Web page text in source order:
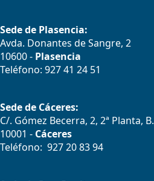
Sede de Plasencia:
Avda. Donantes de Sangre, 2
10600 - Plasencia
Teléfono: 927 41 24 51
Sede de Cáceres:
C/. Gómez Becerra, 2, 2ª Planta, B.
10001 - Cáceres
Teléfono: 927 20 83 94